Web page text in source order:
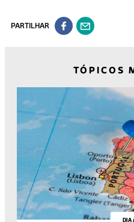
PARTILHAR
TÓPICOS
DIA